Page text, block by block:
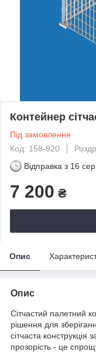
Контейнер
Під замовлення
Код: 158-920
Відправка з 16
7 200 ₴
Опис
Опис
Сітчастий палетний
рішення для
сітчаста конструкція
прозорість - це